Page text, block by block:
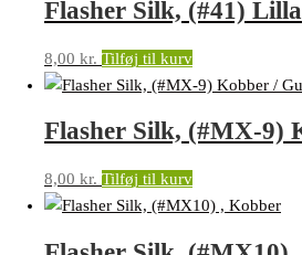
Flasher Silk, (#41) Lilla
8,00 kr. Tilføj til kurv
Flasher Silk, (#MX-9)
8,00 kr. Tilføj til kurv